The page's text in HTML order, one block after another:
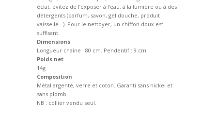
éclat, évitez de l’exposer à l’eau, à la lumière ou à des
détergents (parfum, savon, gel douche, produit
vaisselle…). Pour le nettoyer, un chiffon doux est
suffisant.
Dimensions
Longueur chaîne : 80 cm. Pendentif : 9 cm
Poids net
14g
Composition
Métal argenté, verre et coton. Garanti sans nickel et
sans plomb.
NB : collier vendu seul.